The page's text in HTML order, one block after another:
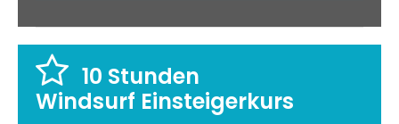
10 Stunden
Windsurf Einsteigerkurs